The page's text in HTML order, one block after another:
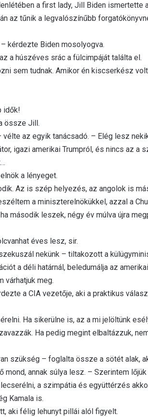
a first lady, Jill Biden ismertette
az tűnik a legvalószínűbb
kérdezte Biden mosolyogva.
a húszéves srác a fülcimpáját találta el.
sem tudnak. Amikor én kiscserkész
idők!
össze Jill.
vélte az egyik tanácsadó. – Elég lesz
igazi amerikai Trumpról, és nincs az a
a lényeget.
Az is szép helyezés, az angolok is
a miniszterelnökükkel, azzal a
második leszek, négy év múlva újra
éves lesz, sir.
nekünk – tiltakozott a
a déli határnál, beledumálja az
várhatjuk meg.
a CIA vezetője, aki a praktikus
Ha sikerülne is, az a mi jelöltünk
Ha pedig megint elbaltázzuk,
szükség – foglalta össze a sötét alak,
mond, annak súlya lesz. – Szerintem
a szimpátia és együttérzés
Kamala is.
aki félig lehunyt pillái alól figyelt.